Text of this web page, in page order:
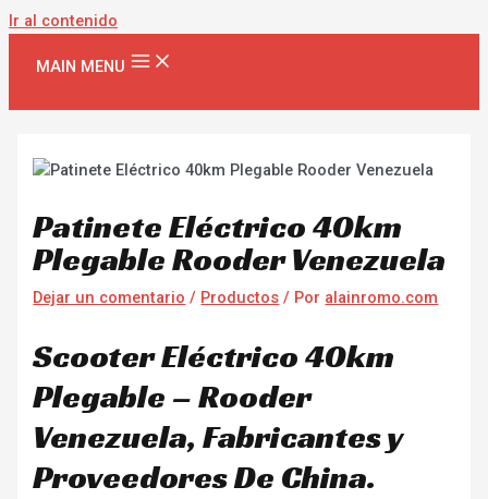
Ir al contenido
MAIN MENU
Patinete Eléctrico 40km
Plegable Rooder Venezuela
Dejar un comentario / Productos / Por alainromo.com
Scooter Eléctrico 40km
Plegable – Rooder
Venezuela, Fabricantes y
Proveedores De China.